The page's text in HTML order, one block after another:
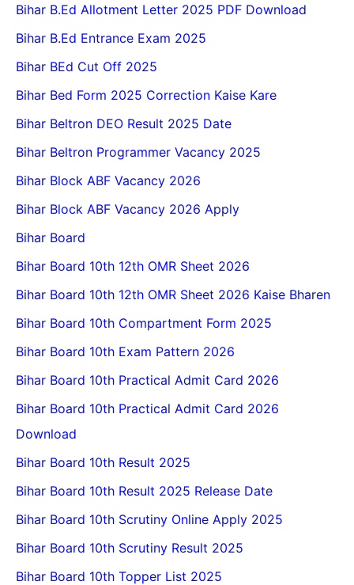
Bihar B.Ed Allotment Letter 2025 PDF Download
Bihar B.Ed Entrance Exam 2025
Bihar BEd Cut Off 2025
Bihar Bed Form 2025 Correction Kaise Kare
Bihar Beltron DEO Result 2025 Date
Bihar Beltron Programmer Vacancy 2025
Bihar Block ABF Vacancy 2026
Bihar Block ABF Vacancy 2026 Apply
Bihar Board
Bihar Board 10th 12th OMR Sheet 2026
Bihar Board 10th 12th OMR Sheet 2026 Kaise Bharen
Bihar Board 10th Compartment Form 2025
Bihar Board 10th Exam Pattern 2026
Bihar Board 10th Practical Admit Card 2026
Bihar Board 10th Practical Admit Card 2026
Download
Bihar Board 10th Result 2025
Bihar Board 10th Result 2025 Release Date
Bihar Board 10th Scrutiny Online Apply 2025
Bihar Board 10th Scrutiny Result 2025
Bihar Board 10th Topper List 2025